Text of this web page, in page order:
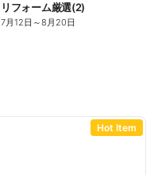
リフォーム厳選(2)
7月12日 ～8月20日
Hot Item